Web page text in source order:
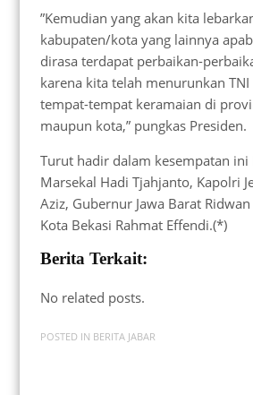
”Kemudian yang akan kita
kabupaten/kota yang lainnya
dirasa terdapat perbaikan-
karena kita telah menurunkan
tempat-tempat keramaian di
maupun kota,” pungkas Presiden.
Turut hadir dalam kesempatan ini
Marsekal Hadi Tjahjanto, Kapolri
Aziz, Gubernur Jawa Barat
Kota Bekasi Rahmat Effendi.(*)
Berita Terkait:
No related posts.
POSTED IN BERITA JABAR